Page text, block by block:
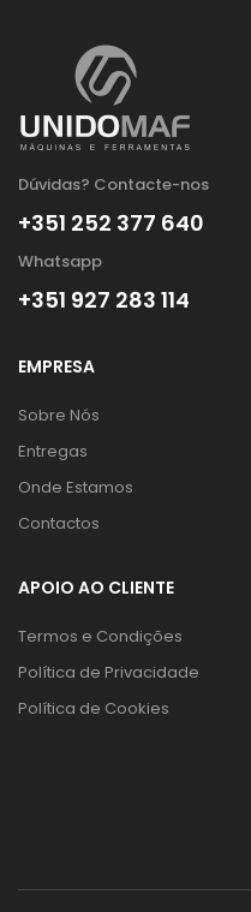
Dúvidas? Contacte-nos
+351 252 377 640
Whatsapp
+351 927 283 114
EMPRESA
Sobre Nós
Entregas
Onde Estamos
Contactos
APOIO AO CLIENTE
Termos e Condições
Política de Privacidade
Política de Cookies